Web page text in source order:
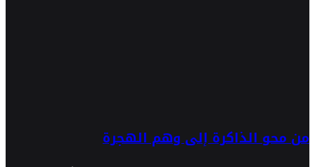
من محو الذاكرة إلى وهم الهجرة